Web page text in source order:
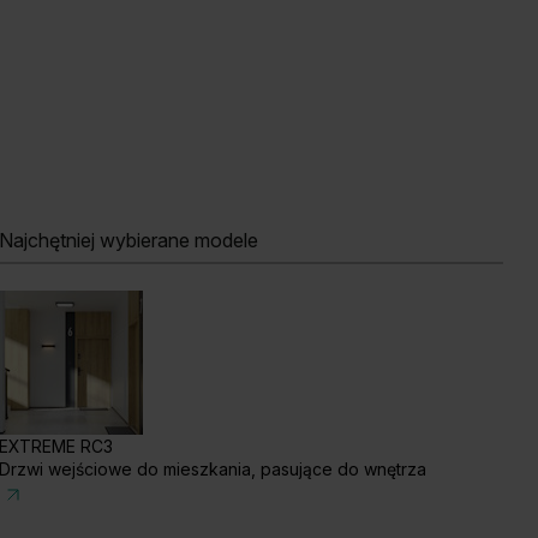
Najchętniej wybierane modele
EXTREME RC3
Drzwi wejściowe do mieszkania, pasujące do wnętrza
Szkarłatny